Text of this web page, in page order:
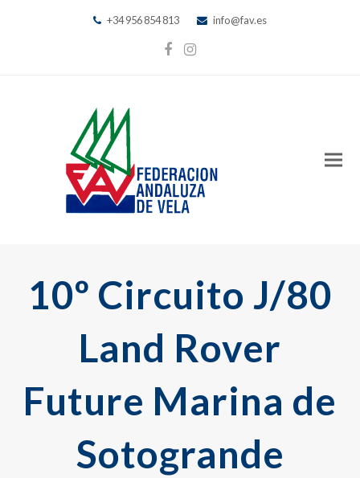
+34 956 854 813 info@fav.es
Facebook
Instagram
10º Circuito J/80
Land Rover
Future Marina de
Sotogrande